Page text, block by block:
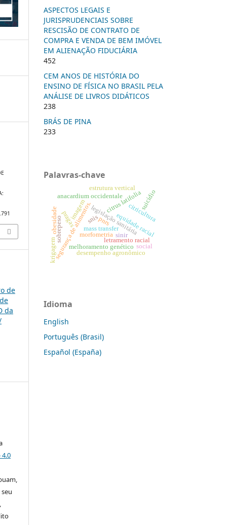
de
da
ASPECTOS LEGAIS E
JURISPRUDENCIAIS SOBRE
RESCISÃO DE CONTRATO DE
COMPRA E VENDA DE BEM IMÓVEL
EM ALIENAÇÃO FIDUCIÁRIA
452
CEM ANOS DE HISTÓRIA DO
ENSINO DE FÍSICA NO BRASIL PELA
ANÁLISE DE LIVROS DIDÁTICOS
238
BRÁS DE PINA
233
Palavras-chave
equidade racial
letramento racial
segurança de alimentos.legislação sanitária
citrus latifoliacitricultura
melhoramento genético
anacardium occidentale
desempenho agronômico
pragas
morfometria
estrutura vertical
sobrepeso
obesidade
krigagem
mass transfer
pnrs
snis
sinir
imagem
social
suicídio
Idioma
English
Português (Brasil)
Español (España)